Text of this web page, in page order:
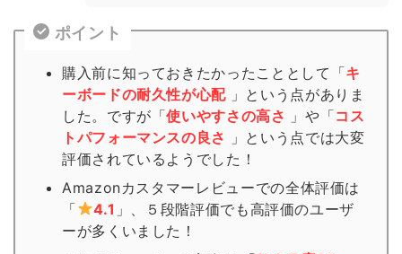
ポイント
購入前に知っておきたかったこととして「キ
ーボードの耐久性が心配 」という点がありま
した。ですが「使いやすさの高さ 」や「コス
トパフォーマンスの良さ
」という点では大変
評価されているようでした！
Amazonカスタマーレビューでの全体評価は
「
4.1 」、５段階評価でも高評価のユーザ
ーが多くいました！